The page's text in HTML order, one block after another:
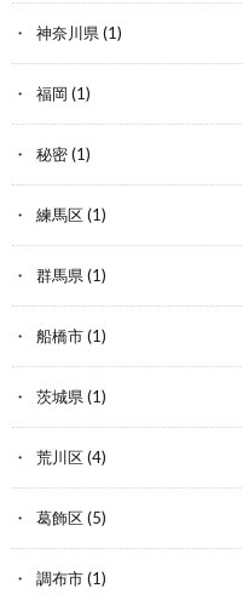
神奈川県(1)
福岡 (1)
秘密(1)
練馬区(1)
群馬県(1)
船橋市(1)
茨城県(1)
荒川区(4)
葛飾区(5)
調布市(1)